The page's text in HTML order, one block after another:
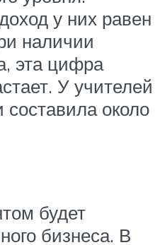
у них равен
наличии
эта цифра
У учителей
составила около
будет
бизнеса. В